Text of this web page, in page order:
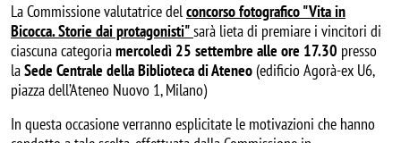
La Commissione valutatrice delconcorso fotografico "Vita in
Bicocca. Storie dai protagonisti"sarà lieta di premiare i vincitori di
ciascuna categoriamercoledì 25 settembre alle ore 17.30 presso
laSede Centrale della Biblioteca di Ateneo(edificio Agorà-ex U6,
piazza dell’Ateneo Nuovo 1, Milano)
In questa occasione verranno esplicitate le motivazioni che hanno